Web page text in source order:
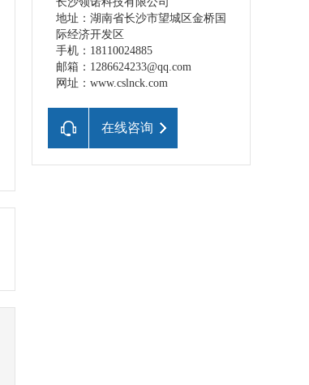
地址：湖南省长沙市望城区金桥国
际经济开发区
手机：18110024885
邮箱：1286624233@qq.com
网址：www.cslnck.com
在线咨询